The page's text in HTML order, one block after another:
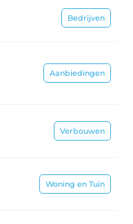
Bedrijven
Aanbiedingen
Verbouwen
Woning en Tuin